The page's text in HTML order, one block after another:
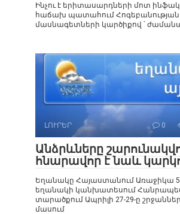
Ինչու է երիտասարդների մոտ
հաճախ պատահում Հոգեբանության
մասնագետների կարծիքով ՝
ԼՈՒՐԵՐ 0
Անձրևները
հնարավոր է նաև
Եղանակը Հայաստանում Առաջիկա
եղանակի կանխատեսում
տարածքում Ապրիլի 27-29-ը
մասում